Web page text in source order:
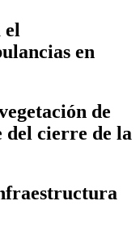
el
en
de
del cierre de la